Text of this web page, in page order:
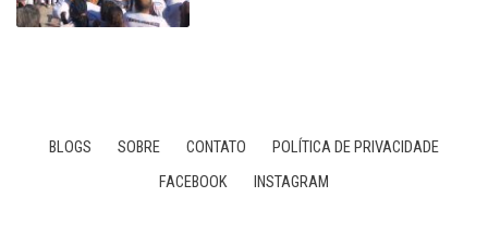
BLOGS SOBRE CONTATO
POLÍTICA DE PRIVACIDADE
FACEBOOK
INSTAGRAM